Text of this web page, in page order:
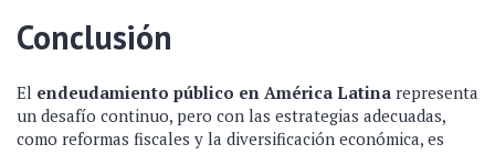
Conclusión
El endeudamiento público en América Latina representa
un desafío continuo, pero con las estrategias adecuadas,
como reformas fiscales y la diversificación económica, es